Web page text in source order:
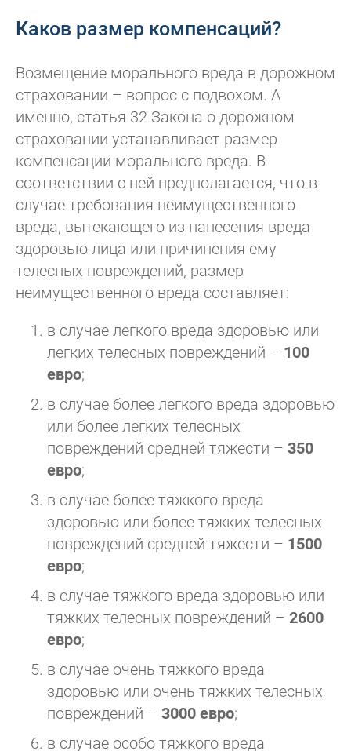
Каков размер компенсаций?
Возмещение морального вреда в дорожном
страховании – вопрос с подвохом. А
именно, статья 32 Закона о дорожном
страховании устанавливает размер
компенсации морального вреда. В
соответствии с ней предполагается, что в
случае требования неимущественного
вреда, вытекающего из нанесения вреда
здоровью лица или причинения ему
телесных повреждений, размер
неимущественного вреда составляет:
в случае легкого вреда здоровью или
легких телесных повреждений – 100
евро;
в случае более легкого вреда здоровью
или более легких телесных
повреждений средней тяжести – 350
евро;
в случае более тяжкого вреда
здоровью или более тяжких телесных
повреждений средней тяжести – 1500
евро;
в случае тяжкого вреда здоровью или
тяжких телесных повреждений – 2600
евро;
в случае очень тяжкого вреда
здоровью или очень тяжких телесных
повреждений – 3000 евро;
в случае особо тяжкого вреда